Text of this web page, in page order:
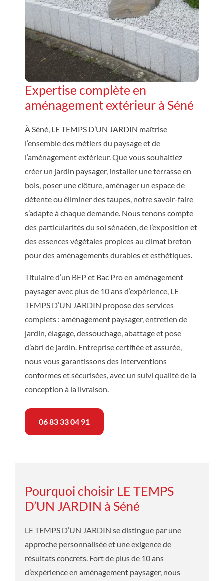
Expertise complète en
aménagement extérieur à Séné
À Séné, LE TEMPS D’UN JARDIN maîtrise
l’ensemble des métiers du paysage et de
l’aménagement extérieur. Que vous souhaitiez
créer un jardin paysager, installer une terrasse en
bois, poser une clôture, aménager un espace de
détente ou éliminer des taupes, notre savoir-faire
s’adapte à chaque demande. Nous tenons compte
des particularités du sol sénaéen, de l’exposition et
des essences végétales propices au climat breton
pour des aménagements durables et esthétiques.
Titulaire d’un BEP et Bac Pro en aménagement
paysager avec plus de 10 ans d’expérience, LE
TEMPS D’UN JARDIN propose des services
complets : aménagement paysager, entretien de
jardin, élagage, dessouchage, abattage et pose
d’abri de jardin. Entreprise certifiée et assurée,
nous vous garantissons des interventions
conformes et sécurisées, avec un suivi qualité de la
conception à la livraison.
06 83 33 04 91
Pourquoi choisir LE TEMPS
D’UN JARDIN à Séné
LE TEMPS D’UN JARDIN se distingue par une
approche personnalisée et une exigence de
résultats concrets. Fort de plus de 10 ans
d’expérience en aménagement paysager, nous